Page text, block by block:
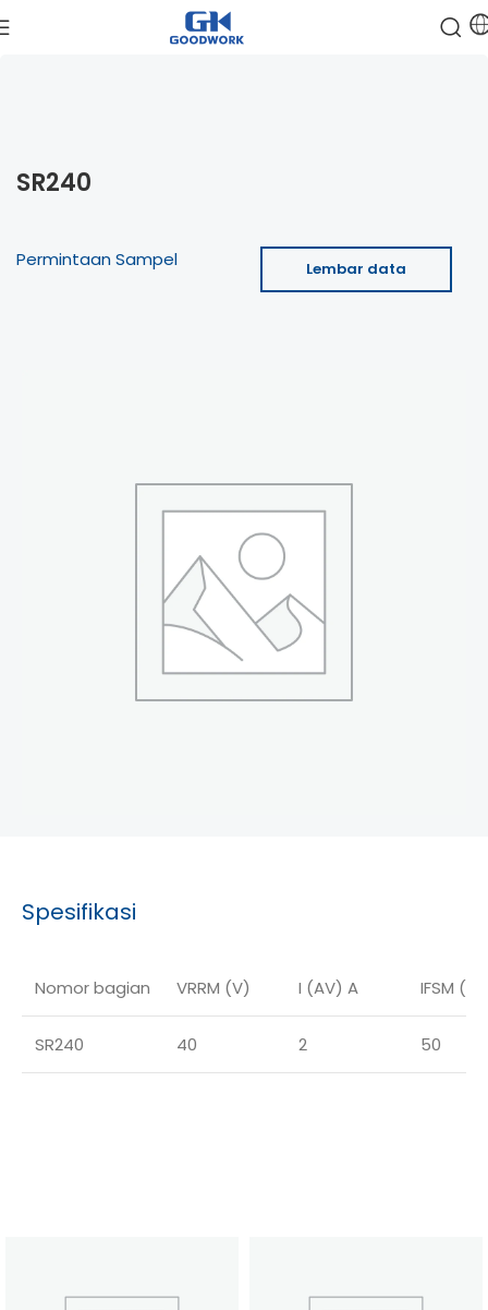
SR240
Permintaan Sampel Lembar data
Spesifikasi
Nomor bagian VRRM (V) I (AV) A IFSM (A)
SR240 40 2 50